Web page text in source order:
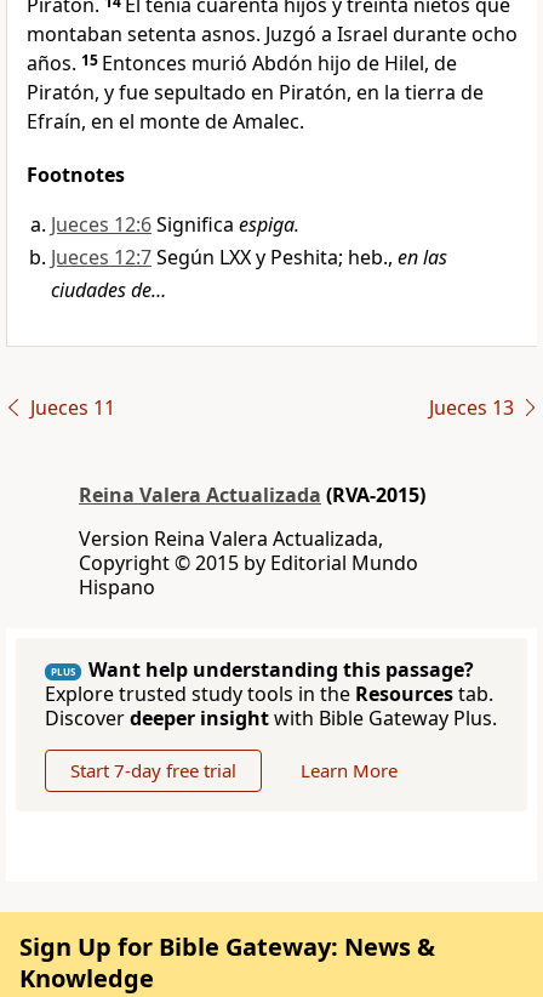
montaban setenta asnos. Juzgó a Israel durante ocho
años. 15 Entonces murió Abdón hijo de Hilel, de
Piratón, y fue sepultado en Piratón, en la tierra de
Efraín, en el monte de Amalec.
Footnotes
Jueces 12:6Significa espiga.
Jueces 12:7Según LXX y Peshita; heb., en las
ciudades de…
Jueces 11 Jueces 13
Reina Valera Actualizada (RVA-2015)
Version Reina Valera Actualizada,
Copyright © 2015 by Editorial Mundo
Hispano
PLUS
Want help understanding this passage?
Explore trusted study tools in the Resourcestab.
Discoverdeeper insightwith Bible Gateway Plus.
Start 7-day free trial Learn More
Sign Up for Bible Gateway: News &
Knowledge